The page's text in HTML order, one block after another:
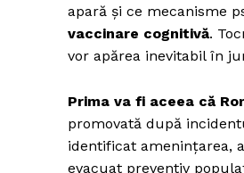
apară și ce mecanisme
vaccinare cognitivă.
vor apărea inevitabil în
Prima va fi aceea că
promovată după
identificat amenințarea,
evacuat preventiv